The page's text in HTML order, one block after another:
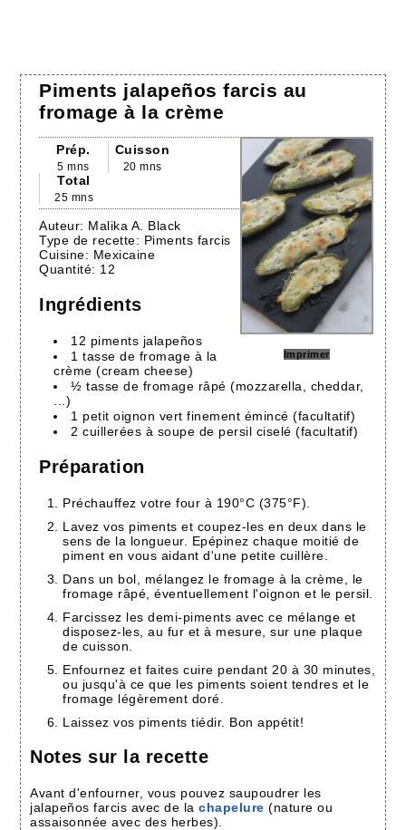
Piments jalapeños farcis au
fromage à la crème
Imprimer
Prép.
5 mns
Cuisson
20 mns
Total
25 mns
Auteur: Malika A. Black
Type de recette: Piments farcis
Cuisine: Mexicaine
Quantité: 12
Ingrédients
12 piments jalapeños
1 tasse de fromage à la
crème (cream cheese)
½ tasse de fromage râpé (mozzarella, cheddar,
...)
1 petit oignon vert finement émincé (facultatif)
2 cuillerées à soupe de persil ciselé (facultatif)
Préparation
Préchauffez votre four à 190°C (375°F).
Lavez vos piments et coupez-les en deux dans le
sens de la longueur. Epépinez chaque moitié de
piment en vous aidant d'une petite cuillère.
Dans un bol, mélangez le fromage à la crème, le
fromage râpé, éventuellement l'oignon et le persil.
Farcissez les demi-piments avec ce mélange et
disposez-les, au fur et à mesure, sur une plaque
de cuisson.
Enfournez et faites cuire pendant 20 à 30 minutes,
ou jusqu'à ce que les piments soient tendres et le
fromage légèrement doré.
Laissez vos piments tiédir. Bon appétit!
Notes sur la recette
Avant d'enfourner, vous pouvez saupoudrer les
jalapeños farcis avec de lachapelure (nature ou
assaisonnée avec des herbes).